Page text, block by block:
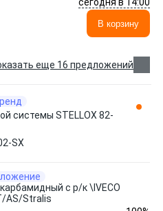
В корзину
еще 16 предложений
системы STELLOX 82-
SX
с р/к \IVECO
AS/Stralis